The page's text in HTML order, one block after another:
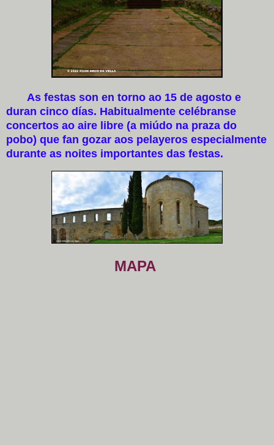
As festas son en torno ao 15 de agosto e
duran cinco días. Habitualmente celébranse
concertos ao aire libre (a miúdo na praza do
pobo) que fan gozar aos pelayeros especialmente
durante as noites importantes das festas.
MAPA